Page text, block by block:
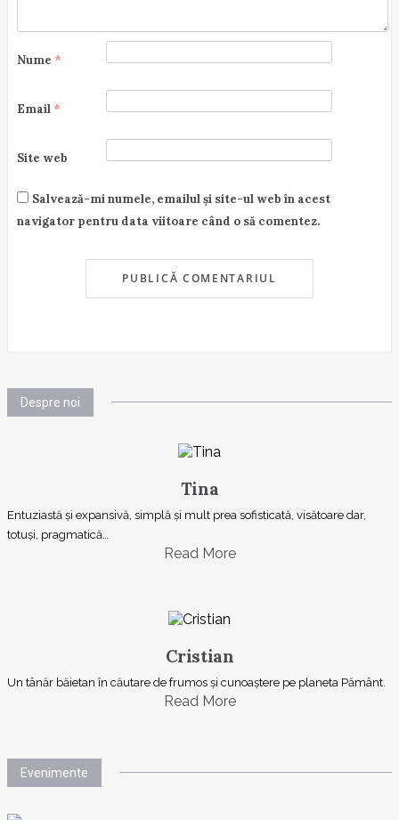
Nume *
Email *
Site web
Salvează-mi numele, emailul și site-ul web în acest
navigator pentru data viitoare când o să comentez.
Despre noi
Tina
Entuziastă şi expansivă, simplă şi mult prea sofisticată, visătoare dar,
totuşi, pragmatică…
Read More
Cristian
Un tânăr băietan în căutare de frumos și cunoaștere pe planeta Pământ.
Read More
Evenimente